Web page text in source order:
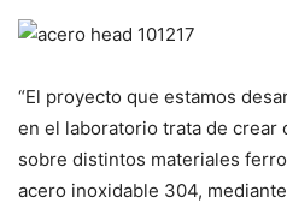
“El proyecto que estamos
en el laboratorio trata de crear
sobre distintos materiales
acero inoxidable 304,